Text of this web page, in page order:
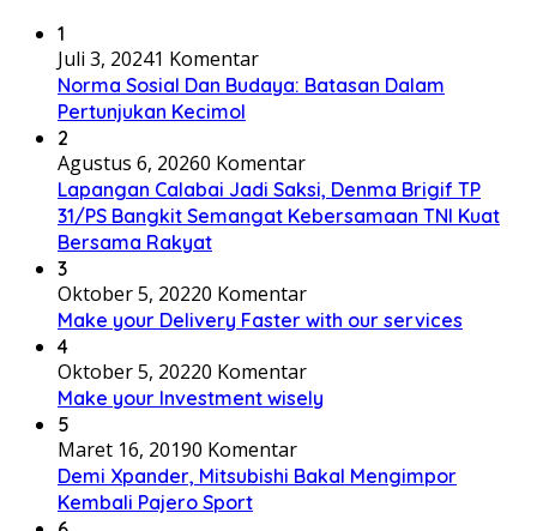
1
Juli 3, 20241 Komentar
Norma Sosial Dan Budaya: Batasan Dalam
Pertunjukan Kecimol
2
Agustus 6, 20260 Komentar
Lapangan Calabai Jadi Saksi, Denma Brigif TP
31/PS Bangkit Semangat Kebersamaan TNI Kuat
Bersama Rakyat
3
Oktober 5, 20220 Komentar
Make your Delivery Faster with our services
4
Oktober 5, 20220 Komentar
Make your Investment wisely
5
Maret 16, 20190 Komentar
Demi Xpander, Mitsubishi Bakal Mengimpor
Kembali Pajero Sport